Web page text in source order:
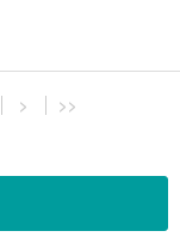
> >>